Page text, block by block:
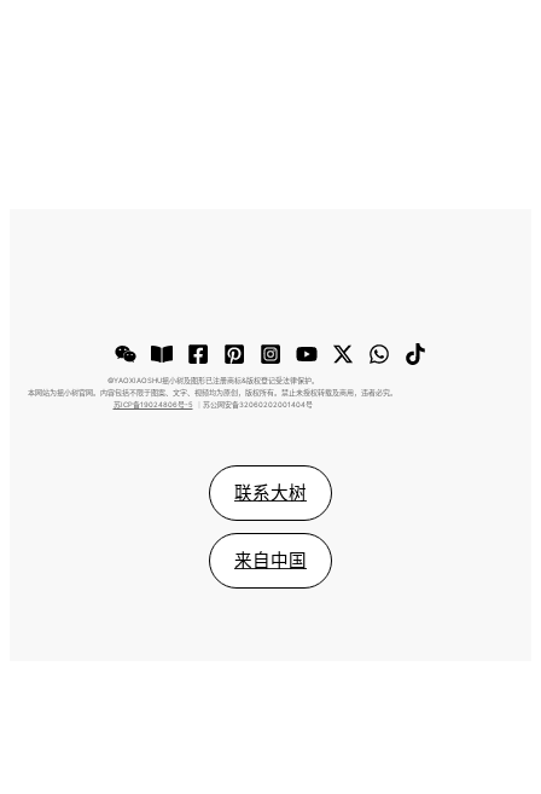
©️YAOXIAOSHU摇小树及图形已注册商标&版权登记受法律保护。
本网站为摇小树官网。内容包括不限于图案、文字、视频均为原创，版权所有。禁止未授权转载及商用，违者必究。
苏ICP备19024806号-5 ｜苏公网安备32060202001404号
联系大树
来自中国